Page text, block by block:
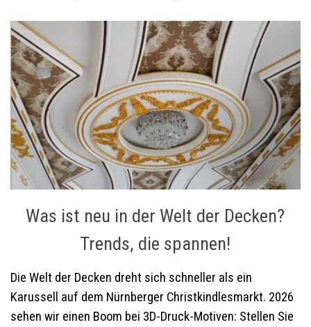
Was ist neu in der Welt der Decken?
Trends, die spannen!
Die Welt der Decken dreht sich schneller als ein
Karussell auf dem Nürnberger Christkindlesmarkt. 2026
sehen wir einen Boom bei 3D-Druck-Motiven: Stellen Sie